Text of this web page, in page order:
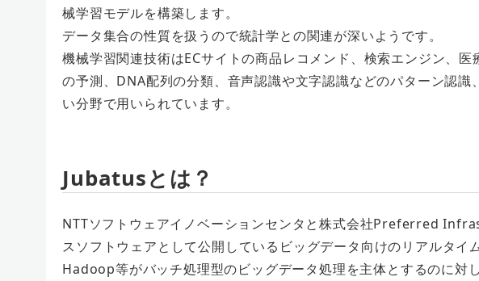
械学習モデルを構築します。
データ集合の性質を扱うので統計学との関連が深いようです。
機械学習関連技術はECサイトの商品レコメンド、検索エンジン、
の予測、DNA配列の分類、音声認識や文字認識などのパターン認
い分野で用いられています。
Jubatusとは？
NTTソフトウェアイノベーションセンタと株式会社Preferred
スソフトウェアとして公開しているビッグデータ向けのリアルタイ
Hadoop等がバッチ処理型のビッグデータ処理を主体とするのに対